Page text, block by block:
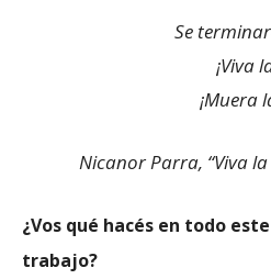
Se
¡Viva
¡Muera
Nicanor Parra, “Viva
¿Vos qué hacés en todo
trabajo?